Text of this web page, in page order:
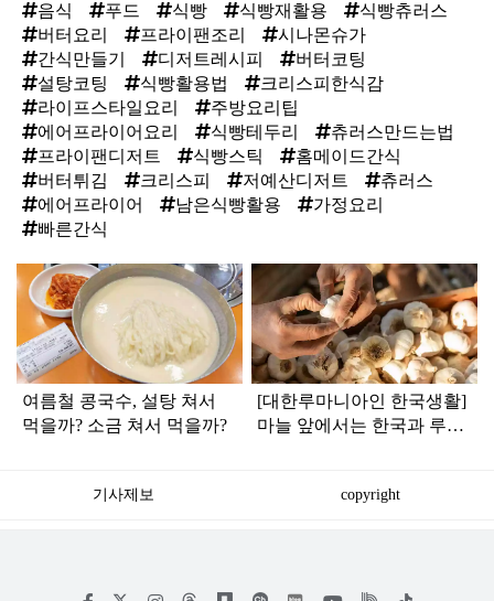
음식 푸드 식빵 식빵재활용
식빵츄러스
버터요리
프라이팬조리
시나몬슈가
간식만들기
디저트레시피
버터코팅
설탕코팅
식빵활용법
크리스피한식감
라이프스타일요리
주방요리팁
에어프라이어요리
식빵테두리
츄러스만드는법
프라이팬디저트
식빵스틱
홈메이드간식
버터튀김
크리스피 저예산디저트
츄러스
에어프라이어
남은식빵활용
가정요리
빠른간식
탑
라
인
여름철 콩국수, 설탕 쳐서
먹을까? 소금 쳐서 먹을까?
[대한루마니아인 한국생활]
마늘 앞에서는 한국과 루마
기사제보 copyright